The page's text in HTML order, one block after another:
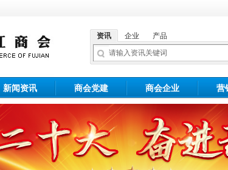
资讯 企业 产品
新闻资讯 商会党建 商会企业 营